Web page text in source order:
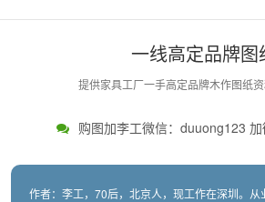
一线高定品牌图
提供家具工厂一手高定品牌木作图纸
购图加李工微信：duuong123
作者：李工，70后，北京人，现工作在深圳。从